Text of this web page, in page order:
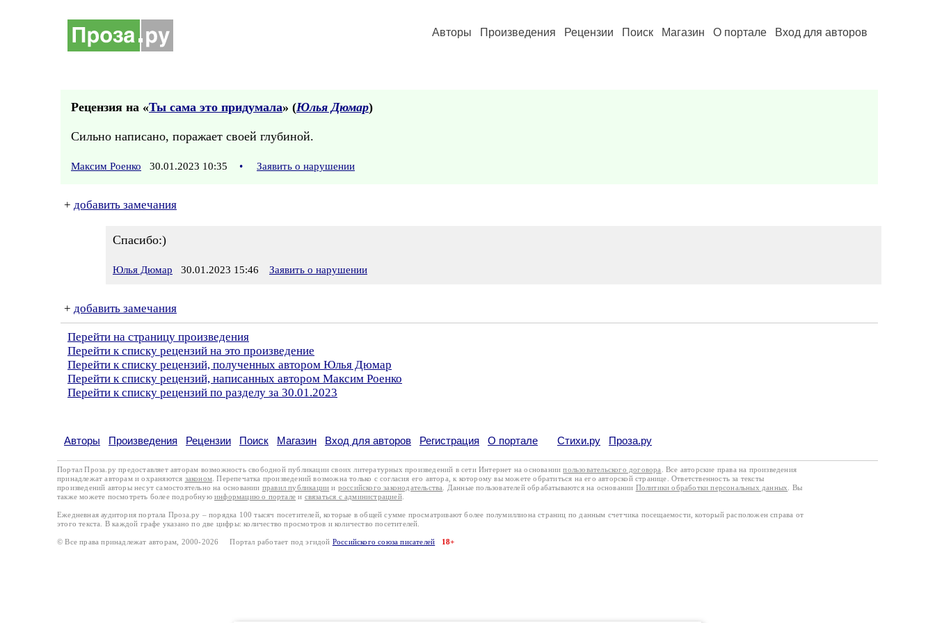
Авторы Произведения Рецензии Поиск Магазин О портале Вход для авторов
Рецензия на «Ты сама это придумала» (Юлья Дюмар)
Сильно написано, поражает своей глубиной.
Максим Роенко 30.01.2023 10:35 • Заявить о нарушении
+ добавить замечания
Спасибо:)
Юлья Дюмар 30.01.2023 15:46 Заявить о нарушении
+ добавить замечания
Перейти на страницу произведения
Перейти к списку рецензий на это произведение
Перейти к списку рецензий, полученных автором Юлья Дюмар
Перейти к списку рецензий, написанных автором Максим Роенко
Перейти к списку рецензий по разделу за 30.01.2023
Авторы Произведения Рецензии Поиск Магазин Вход для авторов Регистрация О портале Стихи.ру Проза.ру
Портал Проза.ру предоставляет авторам возможность свободной публикации своих литературных произведений в сети Интернет на основаниипользовательского договора
. Все авторские права на произведения
принадлежат авторам и охраняются законом . Перепечатка произведений возможна только с согласия его автора, к которому вы можете обратиться на его авторской странице. Ответственность за тексты
произведений авторы несут самостоятельно на основании правил публикации и российского законодательства . Данные пользователей обрабатываются на основании Политики обработки персональных данных
. Вы
также можете посмотреть более подробную информацию о портале и связаться с администрацией.
Ежедневная аудитория портала Проза.ру – порядка 100 тысяч посетителей, которые в общей сумме просматривают более полумиллиона страниц по данным счетчика посещаемости, который расположен справа от
этого текста. В каждой графе указано по две цифры: количество просмотров и количество посетителей.
© Все права принадлежат авторам, 2000-2026 Портал работает под эгидой Российского союза писателей 18+